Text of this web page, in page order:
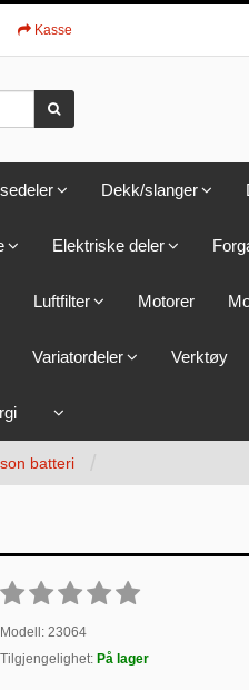
Kasse
Dekk/slanger
Elektriske deler
Luftfilter Motorer
Variatordeler Verktøy
batteri
Modell: 23064
Tilgjengelighet: På lager